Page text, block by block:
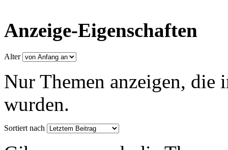
Anzeige-Eigenschaften
Alter
Nur Themen anzeigen, die
wurden.
Sortiert nach